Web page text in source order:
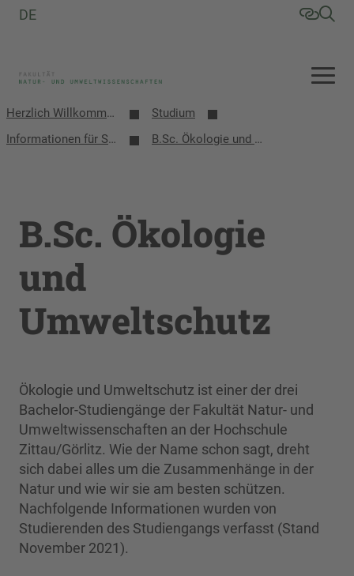
DE
Herzlich Willkommen an der Fakultät Natur- und Umweltwissenschaften
Studium
Informationen für Studieninteressenten
B.Sc. Ökologie und Umweltschutz
B.Sc. Ökologie
und
Umweltschutz
Ökologie und Umweltschutz ist einer der drei
Bachelor-Studiengänge der Fakultät Natur- und
Umweltwissenschaften an der Hochschule
Zittau/Görlitz. Wie der Name schon sagt, dreht
sich dabei alles um die Zusammenhänge in der
Natur und wie wir sie am besten schützen.
Nachfolgende Informationen wurden von
Studierenden des Studiengangs verfasst (Stand
November 2021).